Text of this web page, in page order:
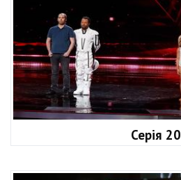
Серія 20